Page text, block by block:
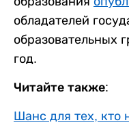
обладателей
образовательных
год.
Читайте также:
Шанс для тех, кто